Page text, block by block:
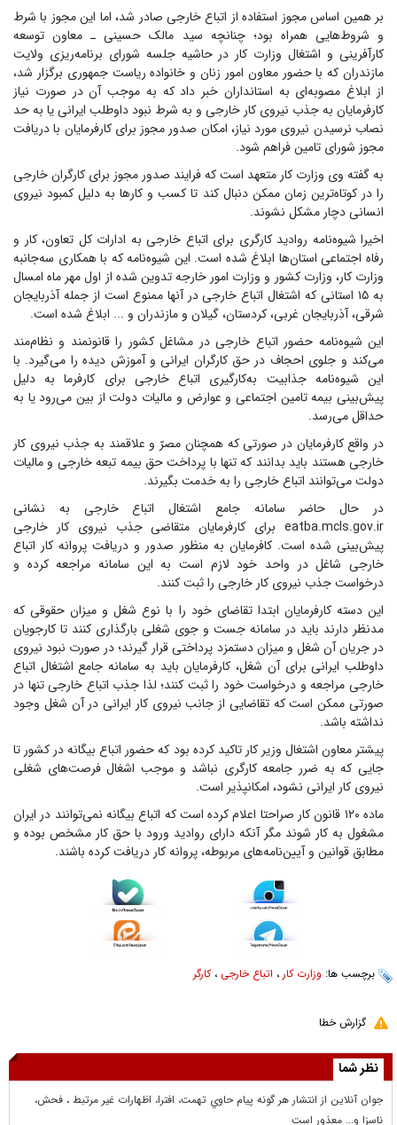
بر همین اساس مجوز استفاده از اتباع خارجی صادر شد، اما این مجوز با شرط
و شروط‌هایی همراه بود؛ چنانچه سید مالک حسینی ـ معاون توسعه
کارآفرینی و اشتغال وزارت کار در حاشیه جلسه شورای برنامه‌ریزی ولایت
مازندران که با حضور معاون امور زنان و خانواده ریاست جمهوری برگزار شد،
از ابلاغ مصوبه‌ای به استانداران خبر داد که به موجب آن در صورت نیاز
کارفرمایان به جذب نیروی کار خارجی و به شرط نبود داوطلب ایرانی یا به حد
نصاب نرسیدن نیروی مورد نیاز، امکان صدور مجوز برای کارفرمایان با دریافت
مجوز شورای تامین فراهم شود.
به گفته وی وزارت کار متعهد است که فرایند صدور مجوز برای کارگران خارجی
را در کوتاه‌ترین زمان ممکن دنبال کند تا کسب و کار‌ها به دلیل کمبود نیروی
انسانی دچار مشکل نشوند.
اخیرا شیوه‌نامه روادید کارگری برای اتباع خارجی به ادارات کل تعاون، کار و
رفاه اجتماعی استان‌ها ابلاغ شده است. این شیوه‌نامه که با همکاری سه‌جانبه
وزارت کار، وزارت کشور و وزارت امور خارجه تدوین شده از اول مهر ماه امسال
به ۱۵ استانی که اشتغال اتباع خارجی در آنها ممنوع است از جمله آذربایجان
شرقی، آذربایجان غربی، کردستان، گیلان و مازندران و ... ابلاغ شده است.
این شیوه‌نامه حضور اتباع خارجی در مشاغل کشور را قانونمند و نظام‌مند
می‌کند و جلوی احجاف در حق کارگران ایرانی و آموزش دیده را می‌گیرد. با
این شیوه‌نامه جذابیت به‌کارگیری اتباع خارجی برای کارفرما به دلیل
پیش‌بینی بیمه تامین اجتماعی و عوارض و مالیات دولت از بین می‌رود یا به
حداقل می‌رسد.
در واقع کارفرمایان در صورتی که همچنان مصرّ و علاقمند به جذب نیروی کار
خارجی هستند باید بدانند که تنها با پرداخت حق بیمه تبعه خارجی و مالیات
دولت می‌توانند اتباع خارجی را به خدمت بگیرند.
در حال حاضر سامانه جامع اشتغال اتباع خارجی به نشانی
eatba.mcls.gov.ir برای کارفرمایان متقاضی جذب نیروی کار خارجی
پیش‌بینی شده است. کافرمایان به منظور صدور و دریافت پروانه کار اتباع
خارجی شاغل در واحد خود لازم است به این سامانه مراجعه کرده و
درخواست جذب نیروی کار خارجی را ثبت کنند.
این دسته کارفرمایان ابتدا تقاضای خود را با نوع شغل و میزان حقوقی که
مدنظر دارند باید در سامانه جست و جوی شغلی بارگذاری کنند تا کارجویان
در جریان آن شغل و میزان دستمزد پرداختی قرار گیرند؛ در صورت نبود نیروی
داوطلب ایرانی برای آن شغل، کارفرمایان باید به سامانه جامع اشتغال اتباع
خارجی مراجعه و درخواست خود را ثبت کنند؛ لذا جذب اتباع خارجی تنها در
صورتی ممکن است که تقاضایی از جانب نیروی کار ایرانی در آن شغل وجود
نداشته باشد.
پیشتر معاون اشتغال وزیر کار تاکید کرده بود که حضور اتباع بیگانه در کشور تا
جایی که به ضرر جامعه کارگری نباشد و موجب اشغال فرصت‌های شغلی
نیروی کار ایرانی نشود، امکانپذیر است.
ماده ۱۲۰ قانون کار صراحتا اعلام کرده است که اتباع بیگانه نمی‌توانند در ایران
مشغول به کار شوند مگر آنکه دارای روادید ورود با حق کار مشخص بوده و
مطابق قوانین و آیین‌نامه‌های مربوطه، پروانه کار دریافت کرده باشند.
برچسب ها: وزارت کار ، اتباع خارجی ،کارگر
گزارش خطا
نظر شما
جوان آنلاين از انتشار هر گونه پيام حاوي تهمت، افترا، اظهارات غير مرتبط ، فحش،
ناسزا و... معذور است